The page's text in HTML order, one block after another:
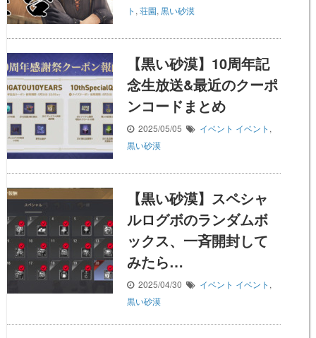
ト , 荘園, 黒い砂漠
【黒い砂漠】10周年記
念生放送&最近のクーポ
ンコードまとめ
2025/05/05 イベント イベント ,
黒い砂漠
【黒い砂漠】スペシャ
ルログボのランダムボ
ックス、一斉開封して
みたら…
2025/04/30 イベント イベント ,
黒い砂漠